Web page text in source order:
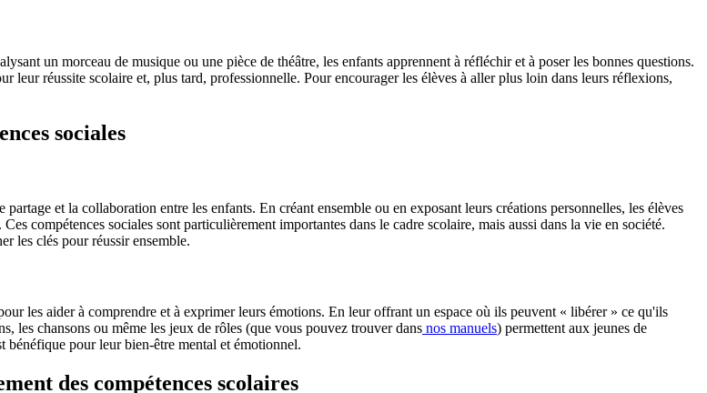
un morceau de musique ou une pièce de théâtre, les enfants apprennent à réfléchir et à poser les bonnes questions.
leur réussite scolaire et, plus tard, professionnelle. Pour encourager les élèves à aller plus loin dans leurs réflexions,
sociales
et la collaboration entre les enfants. En créant ensemble ou en exposant leurs créations personnelles, les élèves
compétences sociales sont particulièrement importantes dans le cadre scolaire, mais aussi dans la vie en société.
les clés pour réussir ensemble.
les aider à comprendre et à exprimer leurs émotions. En leur offrant un espace où ils peuvent « libérer » ce qu'ils
les chansons ou même les jeux de rôles (que vous pouvez trouver dans nos manuels) permettent aux jeunes de
bénéfique pour leur bien-être mental et émotionnel.
des compétences scolaires